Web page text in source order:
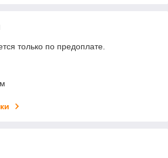
только по предоплате.